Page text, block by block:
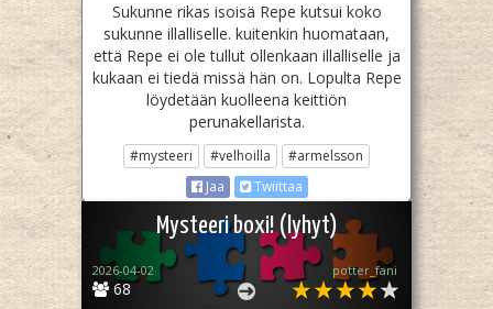
Sukunne rikas isoisä Repe kutsui koko
sukunne illalliselle. kuitenkin huomataan,
että Repe ei ole tullut ollenkaan illalliselle ja
kukaan ei tiedä missä hän on. Lopulta Repe
löydetään kuolleena keittiön
perunakellarista.
#mysteeri #velhoilla
#armelsson
Jaa
Twiittaa
Mysteeri boxi! (lyhyt)
68
2026-04-02 potter_fani